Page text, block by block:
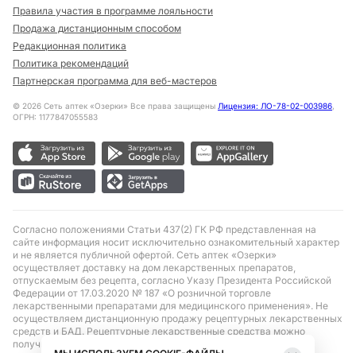
Правила участия в программе лояльности
Продажа дистанционным способом
Редакционная политика
Политика рекомендаций
Партнерская программа для веб-мастеров
© 2026 Сеть аптек «Озерки» Все права защищены Лицензия: ЛО-78-02-003986,
ОГРН: 1177847055583
Согласно положениями Статьи 437(2) ГК РФ представленная на
сайте информация носит исключительно ознакомительный характер
и не является публичной офертой. Сеть аптек «Озерки»
осуществляет доставку на дом лекарственных препаратов,
отпускаемым без рецепта, согласно Указу Президента Российской
Федерации от 17.03.2020 № 187 «О розничной торговле
лекарственными препаратами для медицинского применения». Не
осуществляем дистанционную продажу рецептурных лекарственных
средств и БАД. Рецептурные лекарственные средства можно
получить только при помощи самовывоза в аптеке при